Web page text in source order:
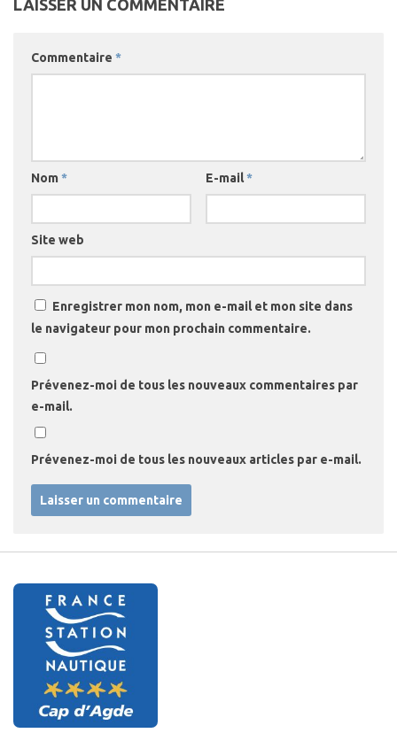
LAISSER UN COMMENTAIRE
Commentaire *
Nom * E-mail*
Site web
Enregistrer mon nom, mon e-mail et mon site dans
le navigateur pour mon prochain commentaire.
Prévenez-moi de tous les nouveaux commentaires par
e-mail.
Prévenez-moi de tous les nouveaux articles par e-mail.